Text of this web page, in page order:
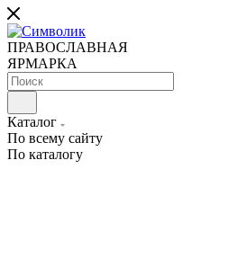
ПРАВОСЛАВНАЯ
ЯРМАРКА
Каталог
По всему сайту
По каталогу